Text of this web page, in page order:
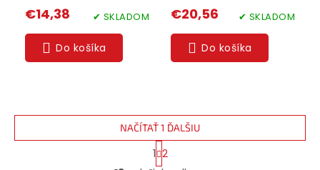
invalidný vozík 45 × 35
× 7 cm
✔ SKLADOM
€14,38
Do košíka
✔ SKLADOM
€20,56
Do košíka
O
NAČÍTAŤ 1 ĎALŠIU
1 2